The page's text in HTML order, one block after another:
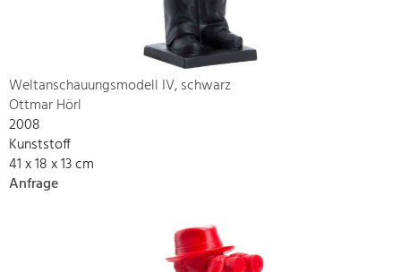
Weltanschauungsmodell IV, schwarz
Ottmar Hörl
2008
Kunststoff
41 x 18 x 13 cm
Anfrage